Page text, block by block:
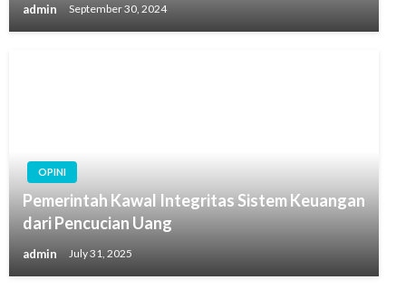
admin September 30, 2024
OPINI
Pemerintah Kawal Integritas Sistem Keuangan
dari Pencucian Uang
admin July 31, 2025